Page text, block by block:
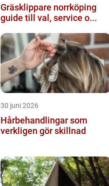
Gräsklippare norrköping
guide till val, service o...
30 juni 2026
Hårbehandlingar som
verkligen gör skillnad